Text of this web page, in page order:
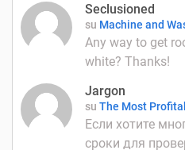
Seclusioned
su Machine and
Any way to get
white? Thanks!
Jargon
su The Most
Если хотите
сроки для